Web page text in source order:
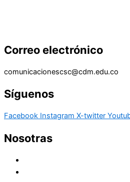
Correo electrónico
comunicacionescsc@cdm.edu.co
Síguenos
Facebook Instagram X-twitter
Nosotras